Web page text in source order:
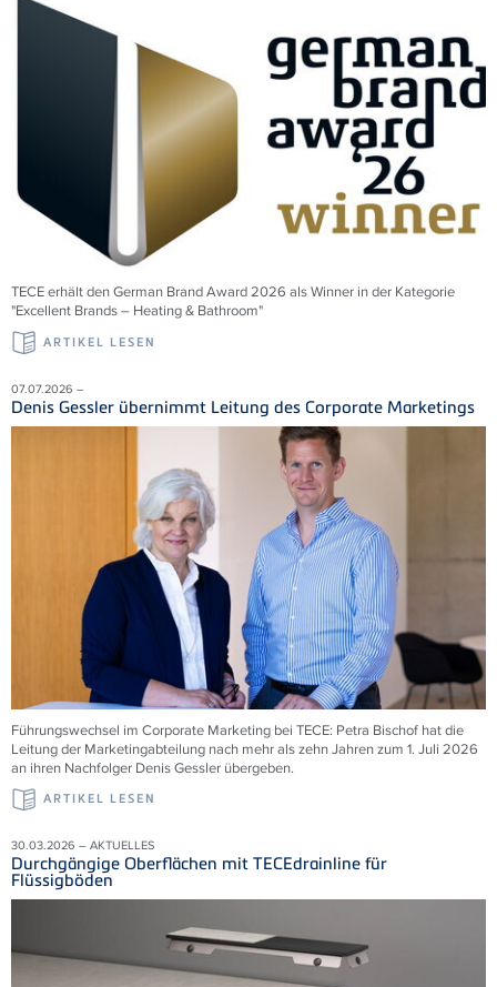
TECE erhält den German Brand Award 2026 als Winner in der Kategorie
"Excellent Brands – Heating & Bathroom"
ARTIKEL LESEN
07.07.2026 –
Denis Gessler übernimmt Leitung des Corporate Marketings
Führungswechsel im Corporate Marketing bei TECE: Petra Bischof hat die
Leitung der Marketingabteilung nach mehr als zehn Jahren zum 1. Juli 2026
an ihren Nachfolger Denis Gessler übergeben.
ARTIKEL LESEN
30.03.2026 – AKTUELLES
Durchgängige Oberflächen mit TECEdrainline für
Flüssigböden